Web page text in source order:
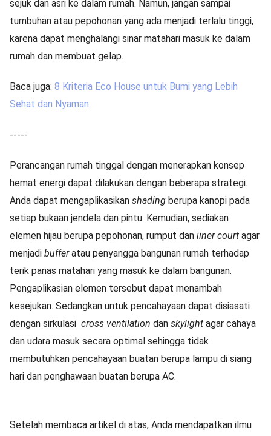
sejuk dan asri ke dalam rumah. Namun, jangan sampai
tumbuhan atau pepohonan yang ada menjadi terlalu tinggi,
karena dapat menghalangi sinar matahari masuk ke dalam
rumah dan membuat gelap.
Baca juga: 8 Kriteria Eco House untuk Bumi yang Lebih
Sehat dan Nyaman
-----
Perancangan rumah tinggal dengan menerapkan konsep
hemat energi dapat dilakukan dengan beberapa strategi.
Anda dapat mengaplikasikan shading berupa kanopi pada
setiap bukaan jendela dan pintu. Kemudian, sediakan
elemen hijau berupa pepohonan, rumput dan iiner court agar
menjadi bufferatau penyangga bangunan rumah terhadap
terik panas matahari yang masuk ke dalam bangunan.
Pengaplikasian elemen tersebut dapat menambah
kesejukan. Sedangkan untuk pencahayaan dapat disiasati
dengan sirkulasi cross ventilation dan skylight agar cahaya
dan udara masuk secara optimal sehingga tidak
membutuhkan pencahayaan buatan berupa lampu di siang
hari dan penghawaan buatan berupa AC.
Setelah membaca artikel di atas, Anda mendapatkan ilmu